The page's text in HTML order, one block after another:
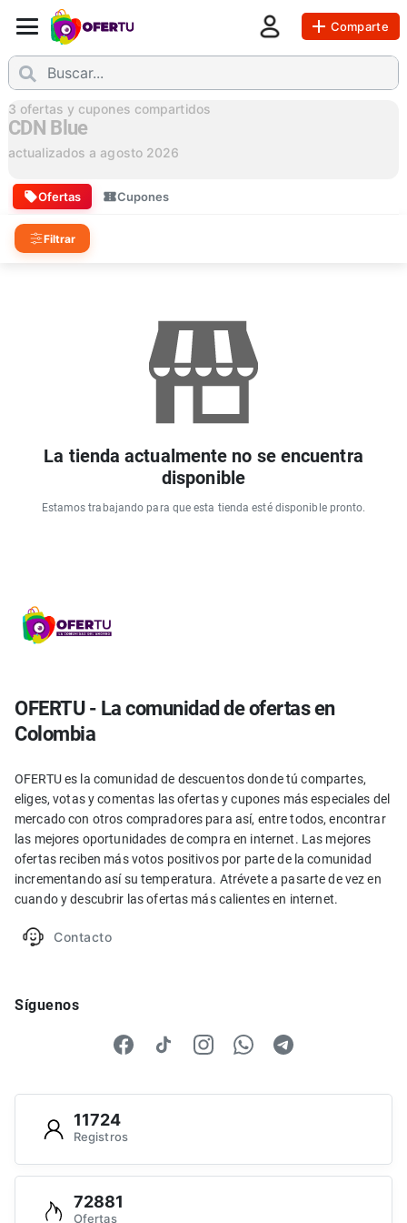
Comparte
3 ofertas y cupones compartidos
CDN Blue
actualizados a agosto 2026
Ofertas Cupones
Filtrar
La tienda actualmente no se encuentra
disponible
Estamos trabajando para que esta tienda esté disponible pronto.
OFERTU - La comunidad de ofertas en
Colombia
OFERTU es la comunidad de descuentos donde tú compartes,
eliges, votas y comentas las ofertas y cupones más especiales del
mercado con otros compradores para así, entre todos, encontrar
las mejores oportunidades de compra en internet. Las mejores
ofertas reciben más votos positivos por parte de la comunidad
incrementando así su temperatura. Atrévete a pasarte de vez en
cuando y descubrir las ofertas más calientes en internet.
Contacto
Síguenos
11724
Registros
72881
Ofertas